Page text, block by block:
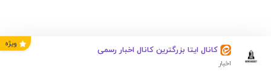
ویژه
کانال ایتا بزرگترین کانال اخبار رسمی
اخبار